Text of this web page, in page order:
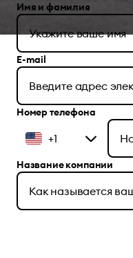
Имя и фамилия
E-mail
Hомер телефона
+1
Название компании